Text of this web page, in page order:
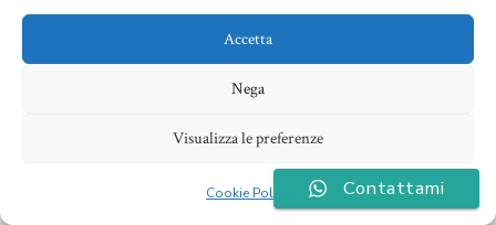
Accetta
Nega
Visualizza le preferenze
Cookie Policy
a brochure, volantini, biglietti […]
Contattami